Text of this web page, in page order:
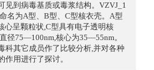
见到病毒基质或毒浆结构。VZVJ_1
名为A型、B型、C型核衣壳。A型
心呈颗粒状,C型具有电子透明核
径75—100nm,核心为35—55nm。
科其它成员作了比较分析,并对各种
用进行了探讨。